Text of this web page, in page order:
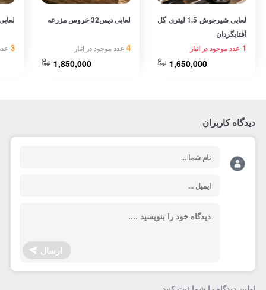
1 عدد موجود در انبار
لعابی شیرجوش 1.5 لیتری گل
آفتابگردان
1,650,000
4 عدد موجود در انبار
لعابی دیس32 خروس مزرعه
1,850,000
3
لعابی
دیدگاه کاربران
ارسال